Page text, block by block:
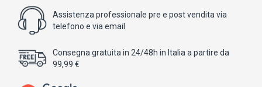
Assistenza professionale pre e post vendita via
telefono e via email
Consegna gratuita in 24/48h in Italia a partire da
99,99 €